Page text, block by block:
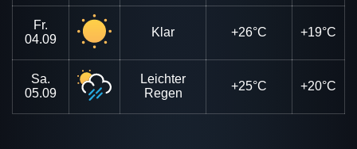
Fr.
04.09
Klar +26°C +19°C
Sa.
05.09
Leichter
Regen
+25°C +20°C